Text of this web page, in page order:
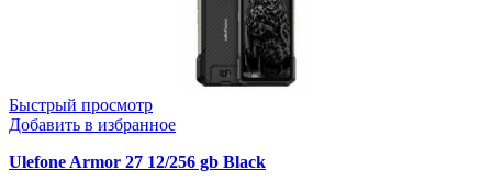
Быстрый просмотр
Добавить в избранное
Ulefone Armor 27 12/256 gb Black